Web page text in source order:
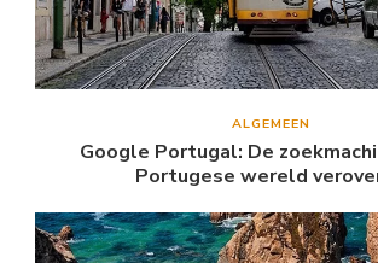
ALGEMEEN
Google Portugal: De
Portugese wereld